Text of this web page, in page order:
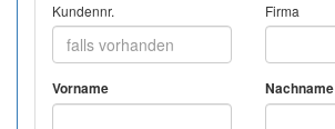
Kundennr. Firma
Vorname Nachname